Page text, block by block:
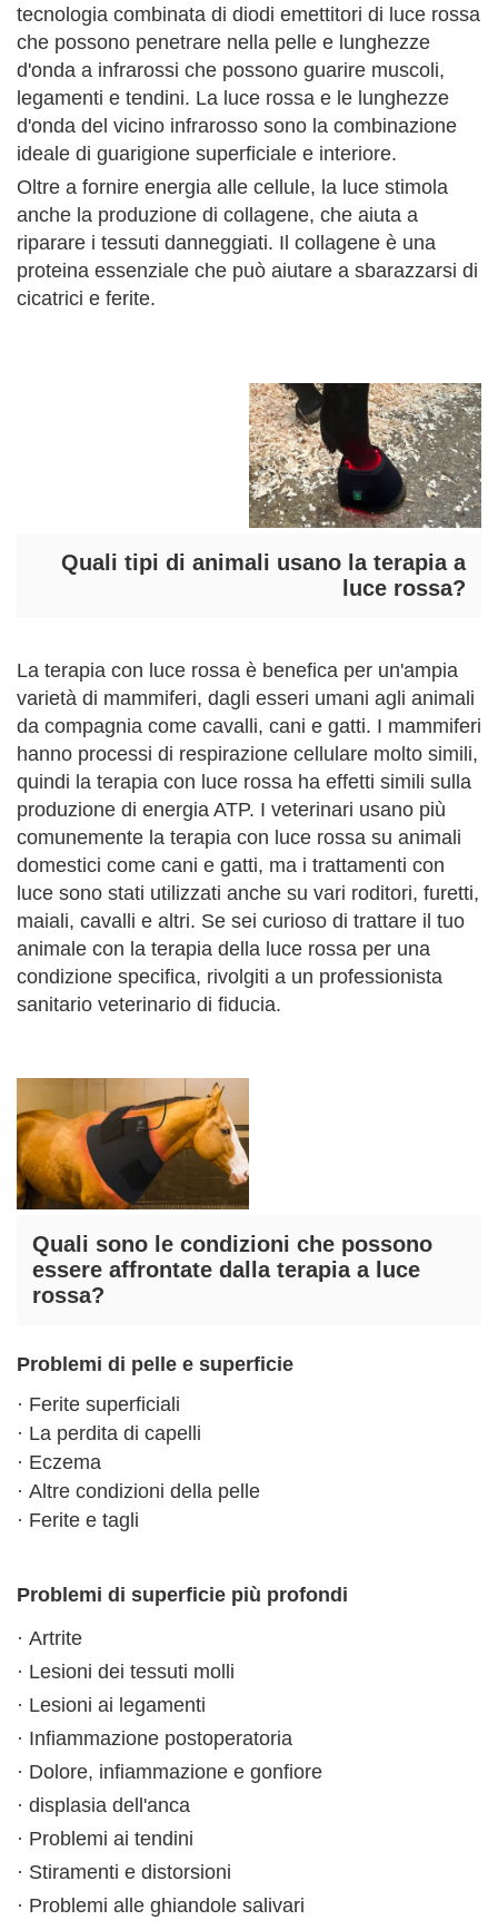
tecnologia combinata di diodi emettitori di luce rossa
che possono penetrare nella pelle e lunghezze
d'onda a infrarossi che possono guarire muscoli,
legamenti e tendini. La luce rossa e le lunghezze
d'onda del vicino infrarosso sono la combinazione
ideale di guarigione superficiale e interiore.
Oltre a fornire energia alle cellule, la luce stimola
anche la produzione di collagene, che aiuta a
riparare i tessuti danneggiati. Il collagene è una
proteina essenziale che può aiutare a sbarazzarsi di
cicatrici e ferite.
Quali tipi di animali usano la terapia a
luce rossa?
La terapia con luce rossa è benefica per un'ampia
varietà di mammiferi, dagli esseri umani agli animali
da compagnia come cavalli, cani e gatti. I mammiferi
hanno processi di respirazione cellulare molto simili,
quindi la terapia con luce rossa ha effetti simili sulla
produzione di energia ATP. I veterinari usano più
comunemente la terapia con luce rossa su animali
domestici come cani e gatti, ma i trattamenti con
luce sono stati utilizzati anche su vari roditori, furetti,
maiali, cavalli e altri. Se sei curioso di trattare il tuo
animale con la terapia della luce rossa per una
condizione specifica, rivolgiti a un professionista
sanitario veterinario di fiducia.
Quali sono le condizioni che possono
essere affrontate dalla terapia a luce
rossa?
Problemi di pelle e superficie
· Ferite superficiali
· La perdita di capelli
· Eczema
· Altre condizioni della pelle
· Ferite e tagli
Problemi di superficie più profondi
· Artrite
· Lesioni dei tessuti molli
· Lesioni ai legamenti
· Infiammazione postoperatoria
· Dolore, infiammazione e gonfiore
· displasia dell'anca
· Problemi ai tendini
· Stiramenti e distorsioni
· Problemi alle ghiandole salivari